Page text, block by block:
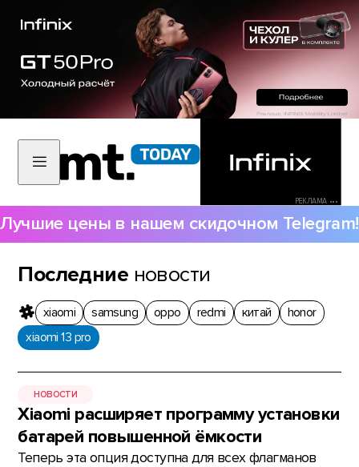
РЕКЛАМА •••
Лучшие цены в нашем скидочном Telegram!
Последние новости
xiaomi samsung oppo redmi китай
honor
xiaomi 13 pro
НОВОСТИ
Xiaomi расширяет программу установки
батарей повышенной ёмкости
Теперь эта опция доступна для всех флагманов